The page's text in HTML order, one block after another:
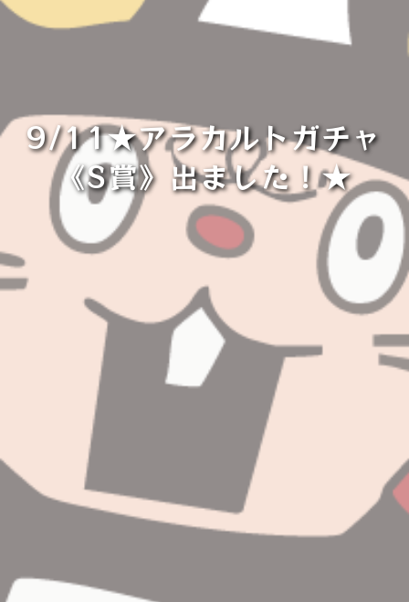
9/11★アラカルトガチャ
《S賞》出ました！★